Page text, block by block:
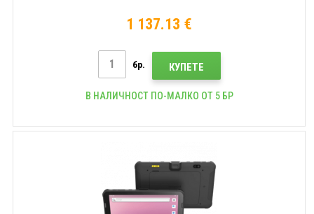
1 137.13 €
бр. КУПЕТЕ
В НАЛИЧНОСТ ПО-МАЛКО ОТ 5 БР